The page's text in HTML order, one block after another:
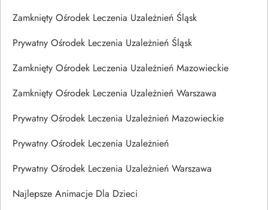
Zamknięty Ośrodek Leczenia Uzależnień Śląsk
Prywatny Ośrodek Leczenia Uzależnień Śląsk
Zamknięty Ośrodek Leczenia Uzależnień Mazowieckie
Zamknięty Ośrodek Leczenia Uzależnień Warszawa
Prywatny Ośrodek Leczenia Uzależnień Mazowieckie
Prywatny Ośrodek Leczenia Uzależnień
Prywatny Ośrodek Leczenia Uzależnień Warszawa
Najlepsze Animacje Dla Dzieci